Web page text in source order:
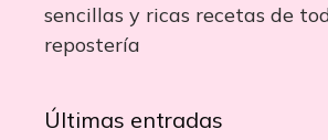
sencillas y ricas recetas de
repostería
Últimas entradas